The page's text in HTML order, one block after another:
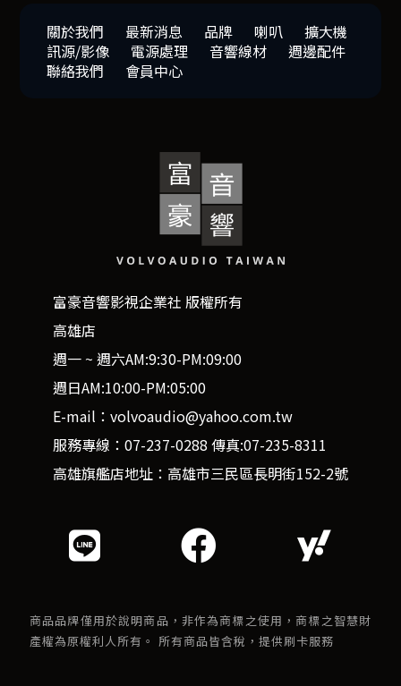
關於我們 最新消息 品牌 喇叭
擴大機
訊源/影像
電源處理 音響線材
週邊配件
聯絡我們
會員中心
富豪音響影視企業社 版權所有
高雄店
週一 ~ 週六AM:9:30-PM:09:00
週日AM:10:00-PM:05:00
E-mail：volvoaudio@yahoo.com.tw
服務專線：07-237-0288 傳真:07-235-8311
高雄旗艦店地址：高雄市三民區長明街152-2號
商品品牌僅用於說明商品，非作為商標之使用，商標之智慧財
產權為原權利人所有。 所有商品皆含稅，提供刷卡服務